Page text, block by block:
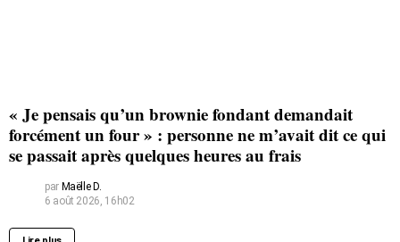
« Je pensais qu’un brownie fondant demandait
forcément un four » : personne ne m’avait dit ce qui
se passait après quelques heures au frais
par Maëlle D.
6 août 2026, 16h02